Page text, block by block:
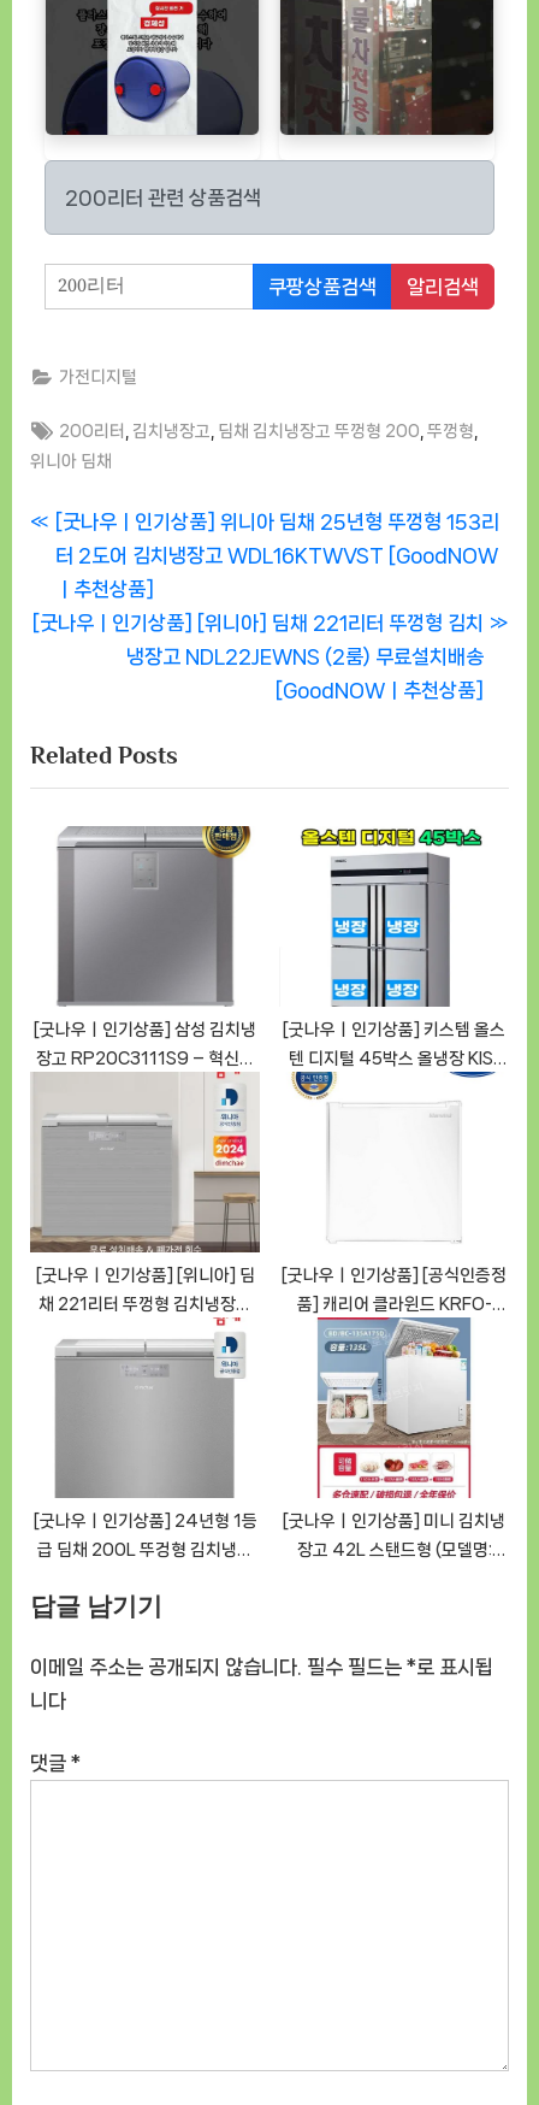
200리터 관련 상품검색
쿠팡상품검색 알리검색
가전디지털
Tags:
200리터 김치냉장고 딤채 김치냉장고 뚜껑형 200 ,뚜껑형
위니아 딤채
글
색
P
r
e
v
s
P
o
s
[굿나우ㅣ인기상품] 위니아 딤채 25년형 뚜껑형 153리
터 2도어 김치냉장고 WDL16KTWVST [GoodNOW
ㅣ추천상품]
N
P
o
[굿나우ㅣ인기상품] [위니아] 딤채 221리터 뚜껑형 김치
냉장고 NDL22JEWNS (2룸) 무료설치배송
[GoodNOWㅣ추천상품]
Related Posts
[굿나우ㅣ인기상품] 삼성 김치냉
장고 RP20C3111S9 – 혁신적
인 저장공간으로 편리한 보관 환
경 만들어요 [GoodNOWㅣ추천
[굿나우ㅣ인기상품] 키스템 올스
텐 디지털 45박스 올냉장 KIS-
PD45R 업소용냉장고: 혁신적인
업소용 냉장고 [GoodNOWㅣ추
[굿나우ㅣ인기상품] [위니아] 딤
채 221리터 뚜껑형 김치냉장고
NDL22JEWNS (2룸) 무료설치
배송 [GoodNOWㅣ추천상품]
[굿나우ㅣ인기상품] [공식인증정
품] 캐리어 클라윈드 KRFO-
047ABPWO 47L 미니냉장고
– 시원한 여름을 느끼세요
[GoodNOWㅣ추천상품]
[굿나우ㅣ인기상품] 24년형 1등
급 딤채 200L 뚜겅형 김치냉장
[GoodNOWㅣ추천상품]
[굿나우ㅣ인기상품] 미니 김치냉
장고 42L 스탠드형 (모델명:
답글 남기기
이메일 주소는 공개되지 않습니다. 필수 필드는 *로 표시됩
니다
댓글 *